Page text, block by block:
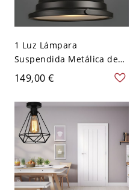
1 Luz Lámpara
Suspendida Metálica de
Domo Iluminación
Colgante Industrial para
Cantina - 110 A 120 V
Negro 36,83 cm
149,00 €